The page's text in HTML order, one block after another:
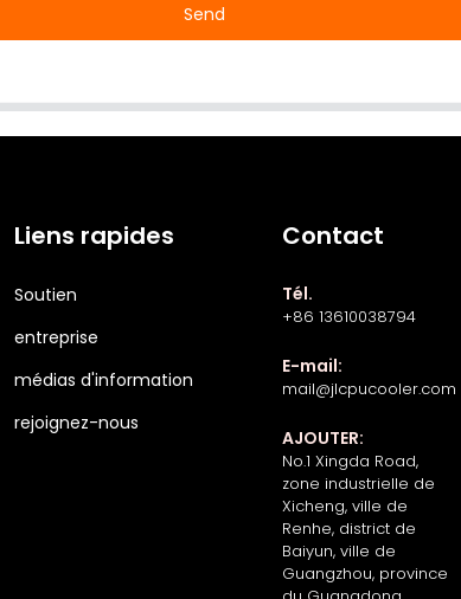
Send
Liens rapides
Soutien
entreprise
médias d'information
rejoignez-nous
Contact
Tél.
+86 13610038794
E-mail:
mail@jlcpucooler.com
AJOUTER:
No.1 Xingda Road,
zone industrielle de
Xicheng, ville de
Renhe, district de
Baiyun, ville de
Guangzhou, province